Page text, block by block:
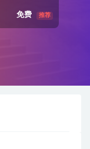
免费 推荐